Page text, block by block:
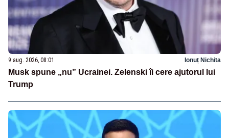
9 aug. 2026, 08:01 Ionuț Nichita
Musk spune „nu” Ucrainei. Zelenski îi cere ajutorul lui
Trump